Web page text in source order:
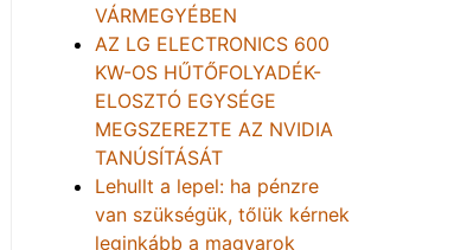
VÁRMEGYÉBEN
AZ LG ELECTRONICS 600
KW-OS HŰTŐFOLYADÉK-
ELOSZTÓ EGYSÉGE
MEGSZEREZTE AZ NVIDIA
TANÚSÍTÁSÁT
Lehullt a lepel: ha pénzre
van szükségük, tőlük kérnek
leginkább a magyarok